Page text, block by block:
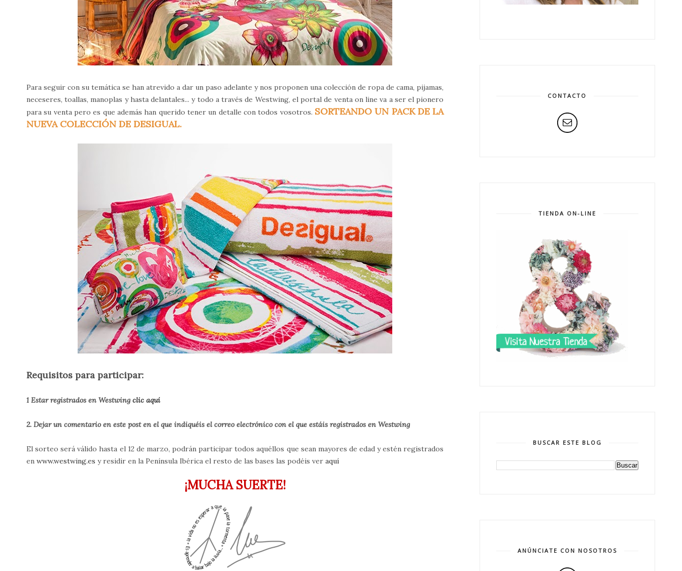
Para seguir con su temática se han atrevido a dar un paso adelante y nos proponen una colección de ropa de cama, pijamas,
neceseres, toallas, manoplas y hasta delantales... y todo a través de Westwing, el portal de venta on line va a ser el pionero
para su venta pero es que además han querido tener un detalle con todos vosotros. SORTEANDO UN PACK DE LA
NUEVA COLECCIÓN DE DESIGUAL.
Requisitos para participar:
1 Estar registrados en Westwing clic aquí
2. Dejar un comentario en este post en el que indiquéis el correo electrónico con el que estáis registrados en Westwing
El sorteo será válido hasta el 12 de marzo, podrán participar todos aquéllos que sean mayores de edad y estén registrados
en www.westwing.es y residir en la Península Ibérica el resto de las bases las podéis ver aquí
¡MUCHA SUERTE!
CONTACTO
TIENDA ON-LINE
BUSCAR ESTE BLOG
ANÚNCIATE CON NOSOTROS